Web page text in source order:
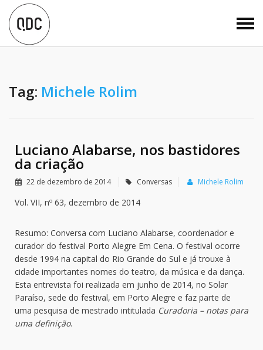
Tag: Michele Rolim
Luciano Alabarse, nos bastidores
da criação
22 de dezembro de 2014 Conversas Michele Rolim
Vol. VII, nº 63, dezembro de 2014
Resumo: Conversa com Luciano Alabarse, coordenador e
curador do festival Porto Alegre Em Cena. O festival ocorre
desde 1994 na capital do Rio Grande do Sul e já trouxe à
cidade importantes nomes do teatro, da música e da dança.
Esta entrevista foi realizada em junho de 2014, no Solar
Paraíso, sede do festival, em Porto Alegre e faz parte de
uma pesquisa de mestrado intitulada Curadoria – notas para
uma definição.